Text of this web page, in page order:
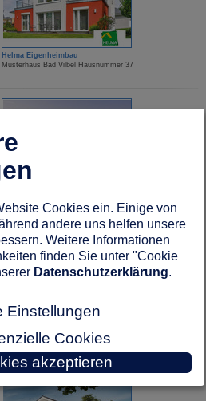
Helma Eigenheimbau
Musterhaus Bad Vilbel Hausnummer 37
Kampa Haus
Musterhaus Bad Vilbel Hausnummer 19
Lechner Massivhaus
Cookies ein. Einige von
andere uns helfen unsere
Weitere Informationen
finden Sie unter "Cookie
Datenschutzerklärung.
Einstellungen
Cookies
akzeptieren